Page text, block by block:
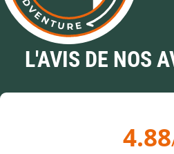
L'AVIS DE NOS
4.88